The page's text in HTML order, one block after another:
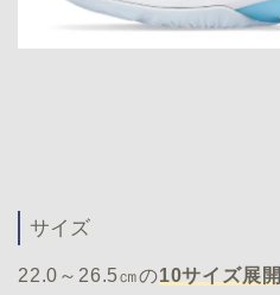
サイズ
22.0～26.5㎝の10サイズ展開